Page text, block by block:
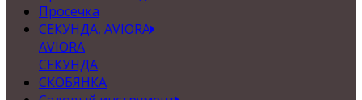
Просечка
СЕКУНДА, AVIORA
AVIORA
СЕКУНДА
СКОБЯНКА